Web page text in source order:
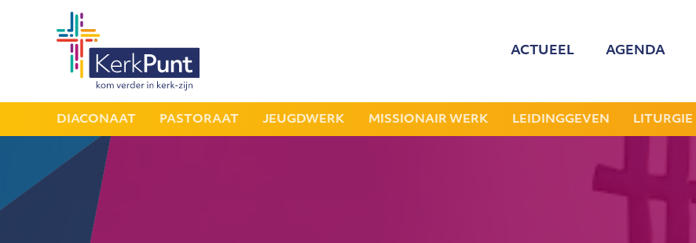
ACTUEEL AGENDA
DIACONAAT PASTORAAT JEUGDWERK MISSIONAIR WERK LEIDINGGEVEN LITURGIE